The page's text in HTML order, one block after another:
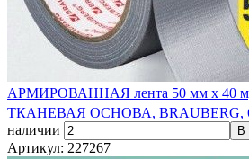
АРМИРОВАННАЯ лента 50 мм х 40
ТКАНЕВАЯ ОСНОВА, BRAUBERG,
наличии
В
Артикул: 227267